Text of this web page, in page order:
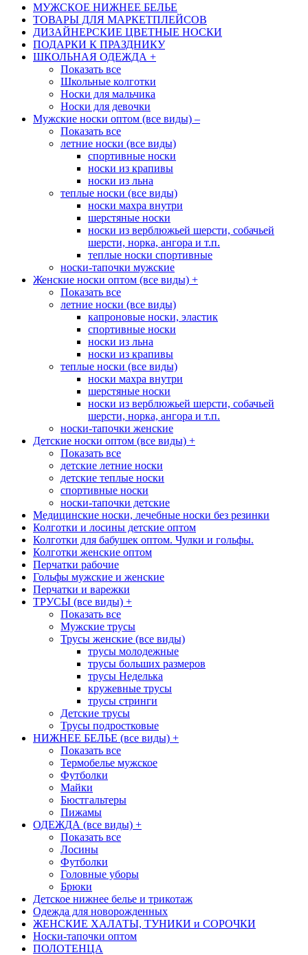
МУЖСКОЕ НИЖНЕЕ БЕЛЬЕ
ТОВАРЫ ДЛЯ МАРКЕТПЛЕЙСОВ
ДИЗАЙНЕРСКИЕ ЦВЕТНЫЕ НОСКИ
ПОДАРКИ К ПРАЗДНИКУ
ШКОЛЬНАЯ ОДЕЖДА +
Показать все
Школьные колготки
Носки для мальчика
Носки для девочки
Мужские носки оптом (все виды) –
Показать все
летние носки (все виды)
спортивные носки
носки из крапивы
носки из льна
теплые носки (все виды)
носки махра внутри
шерстяные носки
носки из верблюжьей шерсти, собачьей
шерсти, норка, ангора и т.п.
теплые носки спортивные
носки-тапочки мужские
Женские носки оптом (все виды) +
Показать все
летние носки (все виды)
капроновые носки, эластик
спортивные носки
носки из льна
носки из крапивы
теплые носки (все виды)
носки махра внутри
шерстяные носки
носки из верблюжьей шерсти, собачьей
шерсти, норка, ангора и т.п.
носки-тапочки женские
Детские носки оптом (все виды) +
Показать все
детские летние носки
детские теплые носки
спортивные носки
носки-тапочки детские
Медицинские носки, лечебные носки без резинки
Колготки и лосины детские оптом
Колготки для бабушек оптом. Чулки и гольфы.
Колготки женские оптом
Перчатки рабочие
Гольфы мужские и женские
Перчатки и варежки
ТРУСЫ (все виды) +
Показать все
Мужские трусы
Трусы женские (все виды)
трусы молодежные
трусы больших размеров
трусы Неделька
кружевные трусы
трусы стринги
Детские трусы
Трусы подростковые
НИЖНЕЕ БЕЛЬЕ (все виды) +
Показать все
Термобелье мужское
Футболки
Майки
Бюстгальтеры
Пижамы
ОДЕЖДА (все виды) +
Показать все
Лосины
Футболки
Головные уборы
Брюки
Детское нижнее белье и трикотаж
Одежда для новорожденных
ЖЕНСКИЕ ХАЛАТЫ, ТУНИКИ и СОРОЧКИ
Носки-тапочки оптом
ПОЛОТЕНЦА